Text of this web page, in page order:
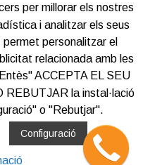
per millorar els nostres
i analitzar els seus
personalitzar el
relacionada amb les
ACCEPTA EL SEU
REBUTJAR la instal·lació
o "Rebutjar".
Configuració